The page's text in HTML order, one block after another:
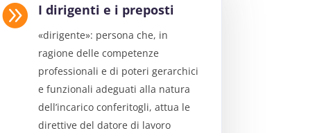
 I dirigenti e i preposti
«dirigente»: persona che, in
ragione delle competenze
professionali e di poteri gerarchici
e funzionali adeguati alla natura
dell’incarico conferitogli, attua le
direttive del datore di lavoro